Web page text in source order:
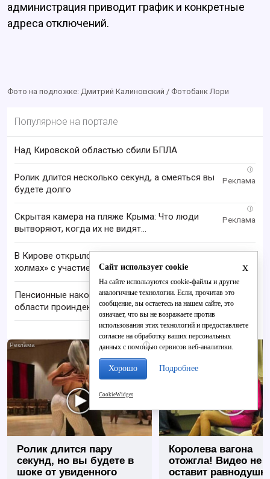
администрация приводит график и конкретные
адреса отключений.
Фото на подложке: Дмитрий Калиновский / Фотобанк Лори
Популярное на портале
Над Кировской областью сбили БПЛА
i
Ролик длится несколько секунд, а смеяться вы
будете долго
i
Скрытая камера на пляже Крыма: Что люди
вытворяют, когда их не видят...
В Кирове открылся V фестиваль «На семи
холмах» с участием звёзд
Пенсионные накопления жителей Кировской
области проиндексировали на 17-19%
i
Ролик длится пару
секунд, но вы будете в
шоке от увиденного
Королева вагона
отожгла! Видео не
оставит
x
Сайт использует cookie
На сайте используются cookie-файлы и другие
аналогичные технологии. Если, прочитав это
сообщение, вы остаетесь на нашем сайте, это
означает, что вы не возражаете против
использования этих технологий и предоставляете
согласие на обработку ваших персональных
данных с помощью сервисов веб-аналитики.
Хорошо Подробнее
CookieWidget